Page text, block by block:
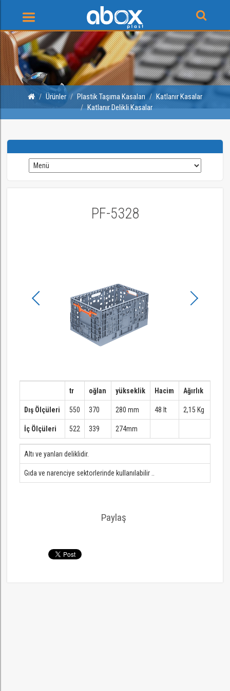
Ürünler Plastik Taşıma Kasaları
Katlanır Kasalar
Katlanır Delikli Kasalar
PF-5328
tr oğlan yükseklik Hacim Ağırlık
Dış Ölçüleri 550 370 280 mm 48 lt 2,15 Kg
İç Ölçüleri 522 339 274mm
Altı ve yanları deliklidir.
Gıda ve narenciye sektorlerinde kullanılabilir ..
Paylaş